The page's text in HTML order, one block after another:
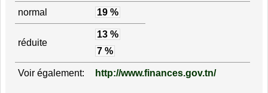
normal 19 %
réduite
13 %
7 %
Voir également: http://www.finances.gov.tn/